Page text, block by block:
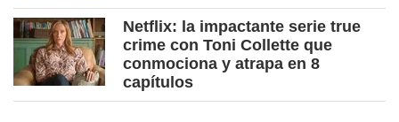
Netflix: la impactante serie true
crime con Toni Collette que
conmociona y atrapa en 8
capítulos